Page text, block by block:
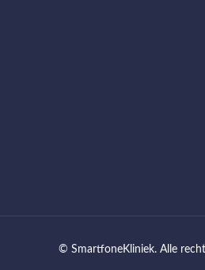
© SmartfoneKliniek. Alle